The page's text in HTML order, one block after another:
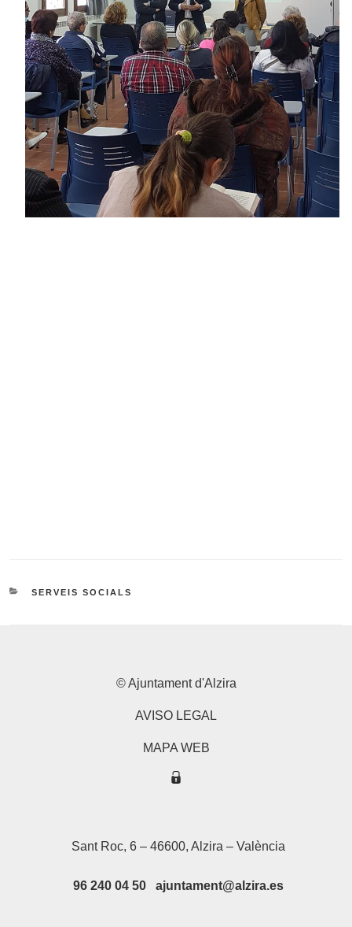
CATEGORIES
SERVEIS SOCIALS
© Ajuntament d'Alzira
AVISO LEGAL
MAPA WEB
Sant Roc, 6 – 46600, Alzira – València
96 240 04 50 ajuntament@alzira.es